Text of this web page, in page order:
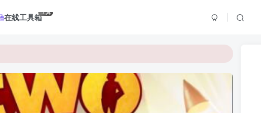
在线工具箱工具